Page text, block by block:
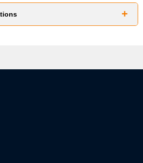
propose destentes privéesavec salle
chaude.
!